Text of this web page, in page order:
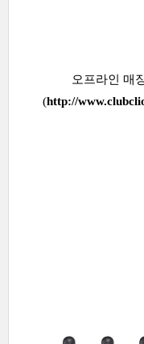
오프라인 매
(http://